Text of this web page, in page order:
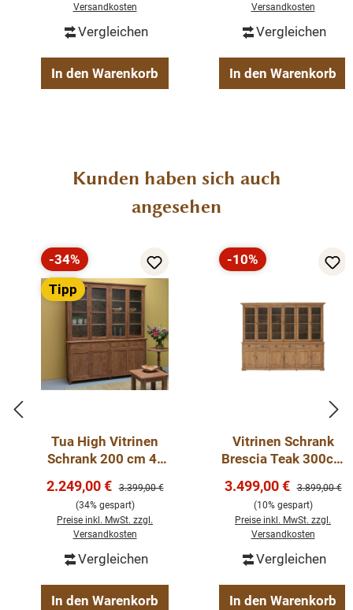
schöne Maserung
fertig montiert
2-teilig
Versandkosten
Vergleichen
In den Warenkorb
Versandkosten
Vergleichen
In den Warenkorb
Produktgalerie überspringen
Kunden haben sich auch
angesehen
Rabatt
-34%
Tipp
Tua High Vitrinen
Schrank 200 cm 4-
Verkaufspreis:
2.249,00 € Regulärer Preis:
3.399,00 €
(34% gespart)
Preise inkl. MwSt. zzgl.
Versandkosten
Vergleichen
In den Warenkorb
Rabatt
-10%
Vitrinen Schrank
Brescia Teak 300cm
Teak Massivholz
Verkaufspreis:
3.499,00 € Regulärer
3.899,00 €
(10% gespart)
Preise inkl. MwSt. zzgl.
Versandkosten
Vergleichen
In den Warenkorb